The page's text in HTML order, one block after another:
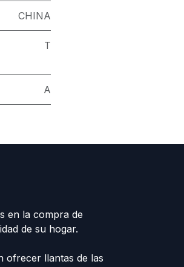
CHINA
T
A
en la compra de
de su hogar.
ofrecer llantas de las